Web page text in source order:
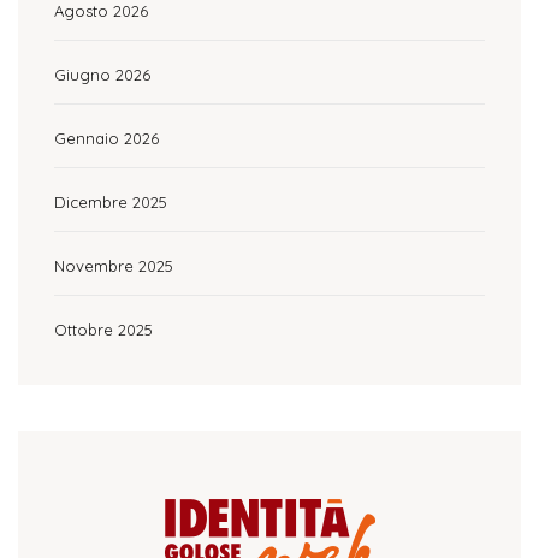
Agosto 2026
Giugno 2026
Gennaio 2026
Dicembre 2025
Novembre 2025
Ottobre 2025